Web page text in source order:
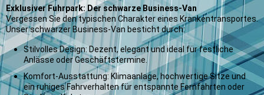
Exklusiver Fuhrpark: Der schwarze Business-Van
Vergessen Sie den typischen Charakter eines Krankentransportes.
Unser schwarzer Business-Van besticht durch:
Stilvolles Design: Dezent, elegant und ideal für festliche
Anlässe oder Geschäftstermine.
Komfort-Ausstattung: Klimaanlage, hochwertige Sitze und
ein ruhiges Fahrverhalten für entspannte Fernfahrten oder